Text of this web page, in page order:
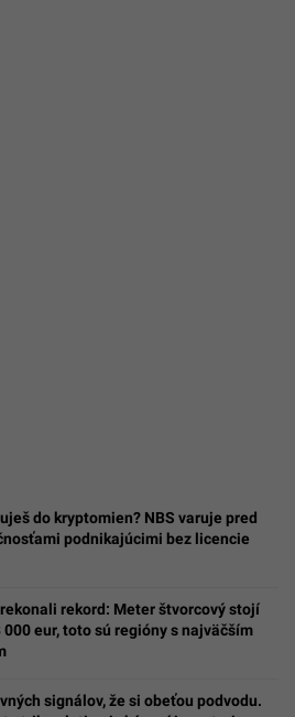
do kryptomien? NBS varuje pred
podnikajúcimi bez licencie
rekord: Meter štvorcový stojí
000 eur, toto sú regióny s najväčším
signálov, že si obeťou podvodu.